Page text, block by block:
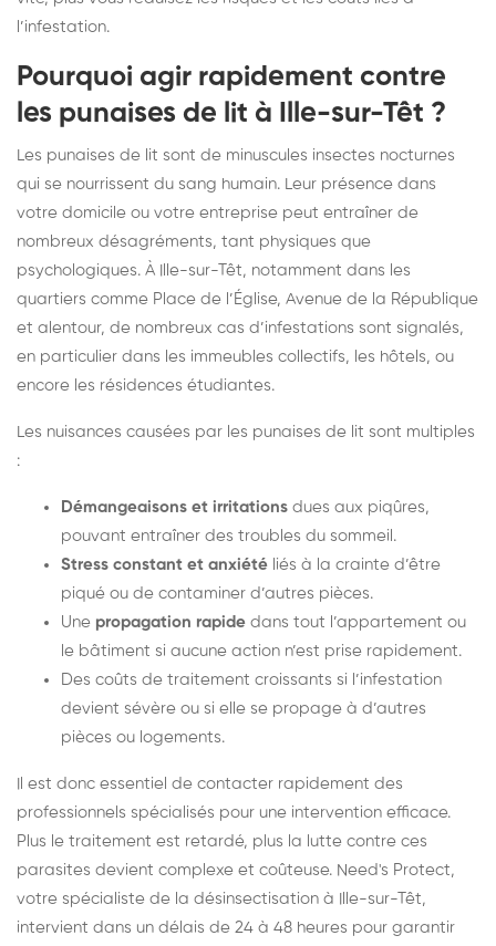
l’infestation.
Pourquoi agir rapidement contre
les punaises de lit à Ille-sur-Têt ?
Les punaises de lit sont de minuscules insectes nocturnes
qui se nourrissent du sang humain. Leur présence dans
votre domicile ou votre entreprise peut entraîner de
nombreux désagréments, tant physiques que
psychologiques. À Ille-sur-Têt, notamment dans les
quartiers comme Place de l’Église, Avenue de la République
et alentour, de nombreux cas d’infestations sont signalés,
en particulier dans les immeubles collectifs, les hôtels, ou
encore les résidences étudiantes.
Les nuisances causées par les punaises de lit sont multiples
:
Démangeaisons et irritations dues aux piqûres,
pouvant entraîner des troubles du sommeil.
Stress constant et anxiété liés à la crainte d’être
piqué ou de contaminer d’autres pièces.
Une propagation rapide dans tout l’appartement ou
le bâtiment si aucune action n’est prise rapidement.
Des coûts de traitement croissants si l’infestation
devient sévère ou si elle se propage à d’autres
pièces ou logements.
Il est donc essentiel de contacter rapidement des
professionnels spécialisés pour une intervention efficace.
Plus le traitement est retardé, plus la lutte contre ces
parasites devient complexe et coûteuse. Need's Protect,
votre spécialiste de la désinsectisation à Ille-sur-Têt,
intervient dans un délais de 24 à 48 heures pour garantir